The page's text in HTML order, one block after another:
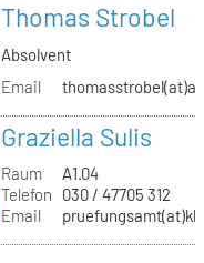
Thomas Strobel
Absolvent
Email
Graziella Sulis
Raum
A1.04
Telefon
030 / 47705 312
Email